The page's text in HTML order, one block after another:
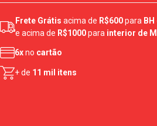
Frete Grátis acima de R$600para
e acima de R$1000para interior de
6xno cartão
+ de 11 mil itens